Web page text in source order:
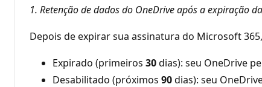
1. Retenção de dados do OneDrive após a expiração
Depois de expirar sua assinatura do Microsoft
Expirado (primeiros 30dias): seu OneDrive
Desabilitado (próximos 90dias): seu